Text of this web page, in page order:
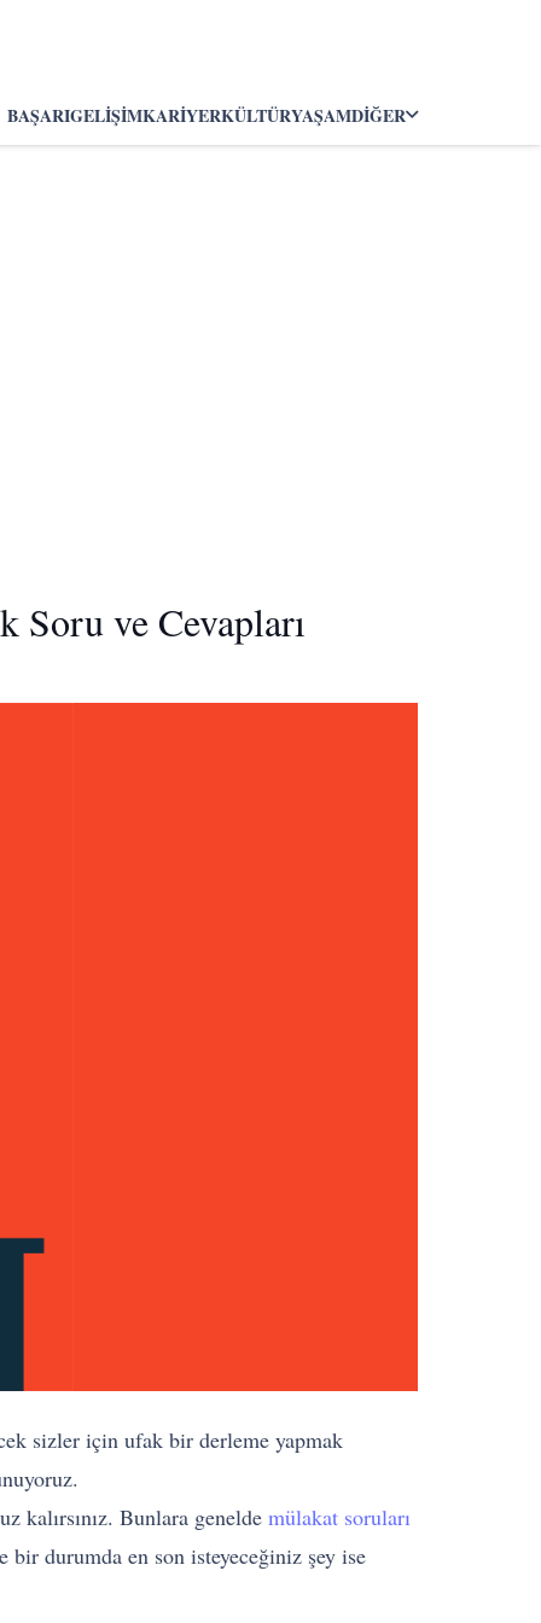
BAŞARIGELIŞIMKARIYERKÜLTÜRYAŞAMDIĞER
ve Cevapları
sizler için ufak bir derleme yapmak
kalırsınız. Bunlara genelde mülakat soruları
durumda en son isteyeceğiniz şey ise